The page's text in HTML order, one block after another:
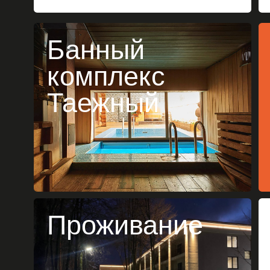
Проживание
Организация проживания
в партнерских отелях, коттеджах
или глэмпингах
Аренда кемпинговых палаток для
любителей отдыха на природе
Проживание
и
с
Организация
тимбилдинга
Профессиональные тренеры для
проведения тимбилдинга
Командные игры и задания на
сплочение коллектива